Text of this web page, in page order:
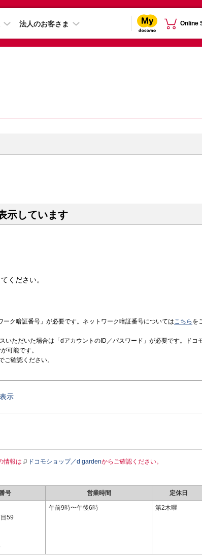
法人のお客さま Online
示しています
ください。
ク暗証番号」が必要です。ネットワーク暗証番号についてはこちら を
いただいた場合は「dアカウントのID／パスワード」が必要です。ドコ
可能です。
ご確認ください。
示
情報は ドコモショップ／d gardenからご確認ください。
号 営業時間 定休日
59
午前9時〜午後6時 第2木曜